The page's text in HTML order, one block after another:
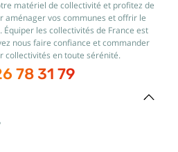
matériel de collectivité et profitez de
aménager vos communes et offrir le
les collectivités de France est
nous faire confiance et commander
collectivités en toute sérénité.
78 31 79